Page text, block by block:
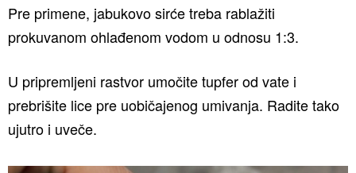
Pre primene, jabukovo sirće treba rablažiti
prokuvanom ohlađenom vodom u odnosu 1:3.
U pripremljeni rastvor umočite tupfer od vate i
prebrišite lice pre uobičajenog umivanja. Radite tako
ujutro i uveče.